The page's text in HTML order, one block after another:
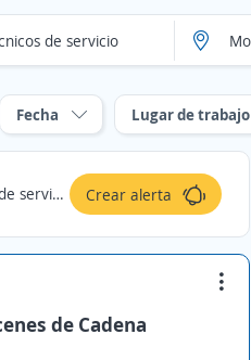
Fecha Lugar de trabajo
Crear alerta
de Cadena